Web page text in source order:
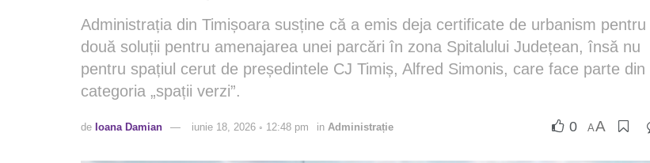
Administrația din Timișoara susține că a emis deja certificate de urbanism pentru
două soluții pentru amenajarea unei parcări în zona Spitalului Județean, însă nu
pentru spațiul cerut de președintele CJ Timiș, Alfred Simonis, care face parte din
categoria „spații verzi”.
de Ioana Damian iunie 18, 2026 ◦ 12:48 pm in Administrație 0 AA